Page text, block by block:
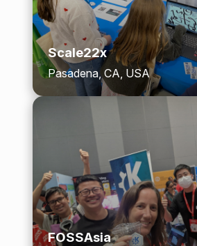
Scale22x
Pasadena, CA, USA
FOSSAsia